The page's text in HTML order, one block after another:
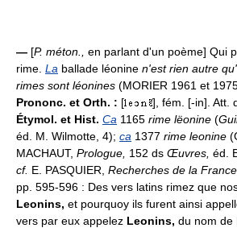
— [P. méton., en parlant d'un poème] Qui
rime. La ballade léonine n'est rien autre
rimes sont léonines (MORIER 1961 et
Prononc. et Orth. : [ ], fém. [-in]. Att.
Étymol. et Hist. Ca 1165 rime lëonine (
éd. M. Wilmotte, 4); ca 1377 rime leonine
MACHAUT, Prologue, 152 ds Œuvres, éd.
cf. E. PASQUIER, Recherches de la France,
pp. 595-596 : Des vers latins rimez que
Leonins, et pourquoy ils furent ainsi
vers par eux appelez Leonins, du nom de